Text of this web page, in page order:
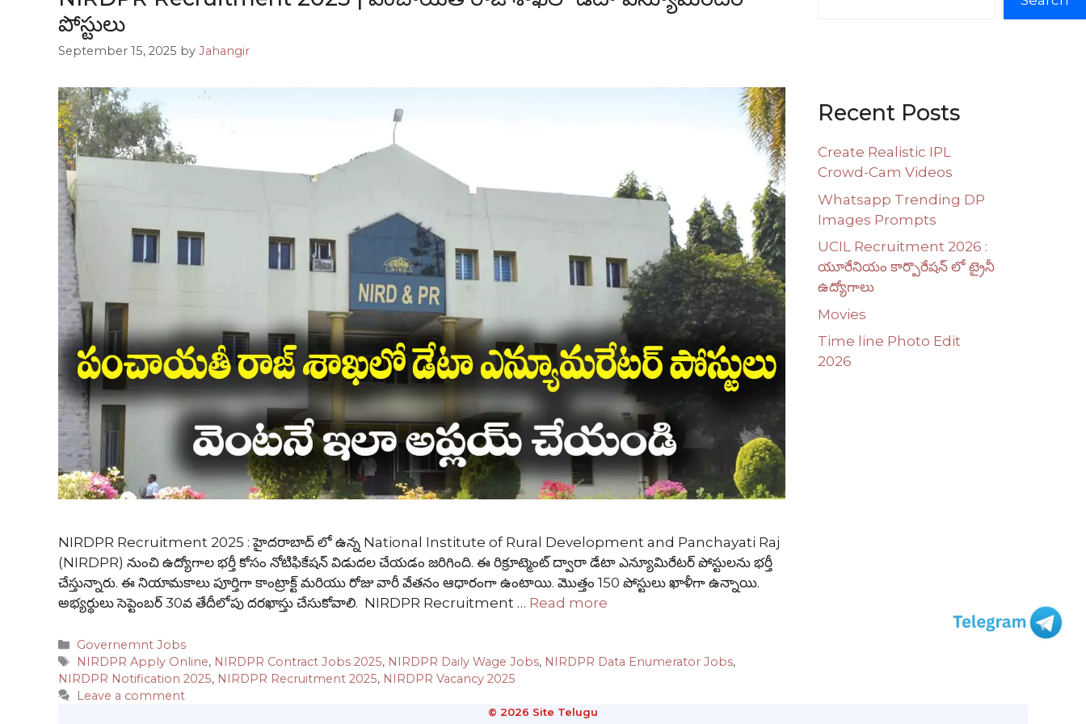
పోస్టులు
September 15, 2025 by Jahangir
NIRDPR Recruitment 2025 : హైదరాబాద్ లో ఉన్న National Institute of Rural Development and Panchayati Raj
(NIRDPR) నుంచి ఉద్యోగాల భర్తీ కోసం నోటిఫికేషన్ విడుదల చేయడం జరిగింది. ఈ రిక్రూట్మెంట్ ద్వారా డేటా ఎన్యూమిరేటర్ పోస్టులను భర్తీ
చేస్తున్నారు. ఈ నియామకాలు పూర్తిగా కాంట్రాక్ట్ మరియు రోజు వారీ వేతనం ఆధారంగా ఉంటాయి. మొత్తం 150 పోస్టులు ఖాళీగా ఉన్నాయి.
అభ్యర్థులు సెప్టెంబర్ 30వ తేదీలోపు దరఖాస్తు చేసుకోవాలి. NIRDPR Recruitment … Read more
Categories
Governemnt Jobs
Tags
NIRDPR Apply Online, NIRDPR Contract Jobs 2025, NIRDPR Daily Wage Jobs, NIRDPR Data Enumerator Jobs,
NIRDPR Notification 2025, NIRDPR Recruitment 2025, NIRDPR Vacancy 2025
Leave a comment
Recent Posts
Create Realistic IPL
Crowd-Cam Videos
Whatsapp Trending DP
Images Prompts
UCIL Recruitment 2026 :
యూరేనియం కార్పొరేషన్ లో ట్రైనీ
ఉద్యోగాలు
Movies
Time line Photo Edit
2026
© 2026 Site Telugu